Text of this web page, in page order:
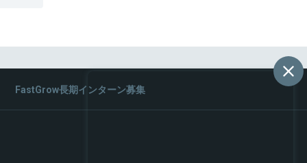
FastGrow長期インターン募集